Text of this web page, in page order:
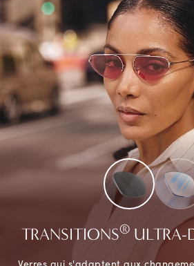
TRANSITIONS®ULTRA-
Verres qui s'adaptent aux